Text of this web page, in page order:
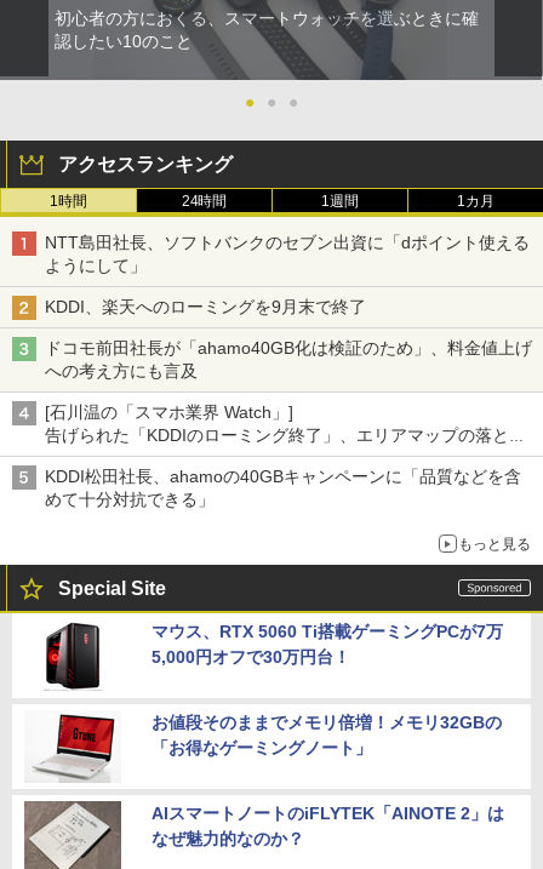
初心者の方におくる、スマートウォッチを選ぶときに確
認したい10のこと
● ● ●
アクセスランキング
1時間 24時間 1週間 1カ月
NTT島田社長、ソフトバンクのセブン出資に「dポイント使える
ようにして」
KDDI、楽天へのローミングを9月末で終了
ドコモ前田社長が「ahamo40GB化は検証のため」、料金値上げ
への考え方にも言及
[石川温の「スマホ業界 Watch」]
告げられた「KDDIのローミング終了」、エリアマップの落とし
穴と楽天モバイルの課題
KDDI松田社長、ahamoの40GBキャンペーンに「品質などを含
めて十分対抗できる」
もっと見る
Special Site
マウス、RTX 5060 Ti搭載ゲーミングPCが7万
5,000円オフで30万円台！
お値段そのままでメモリ倍増！メモリ32GBの
「お得なゲーミングノート」
AIスマートノートのiFLYTEK「AINOTE 2」は
なぜ魅力的なのか？